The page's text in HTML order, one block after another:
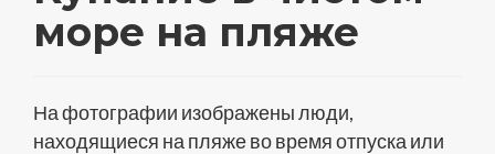
море на пляже
На фотографии изображены люди,
находящиеся на пляже во время отпуска или